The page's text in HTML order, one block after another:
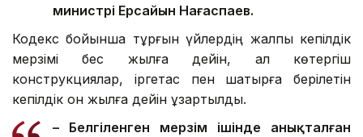
министрі Ерсайын Нағаспаев.
Кодекс бойынша тұрғын үйлердің жалпы кепілдік
мерзімі бес жылға дейін, ал көтергіш
конструкциялар, іргетас пен шатырға берілетін
кепілдік он жылға дейін ұзартылды.
– Белгіленген мерзім ішінде анықталған